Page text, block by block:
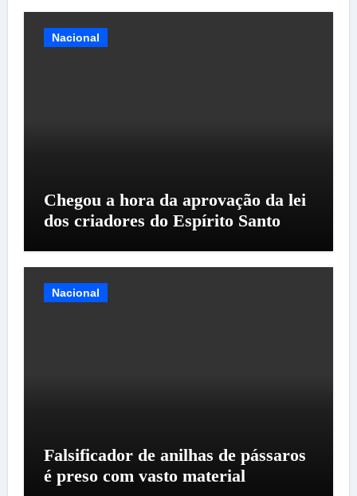
Nacional
Chegou a hora da aprovação da lei
dos criadores do Espírito Santo
Nacional
Falsificador de anilhas de pássaros
é preso com vasto material